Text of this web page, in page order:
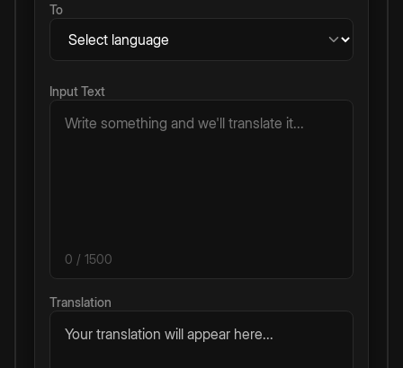
To
Input Text
0 / 1500
Translation
Your translation will appear here...